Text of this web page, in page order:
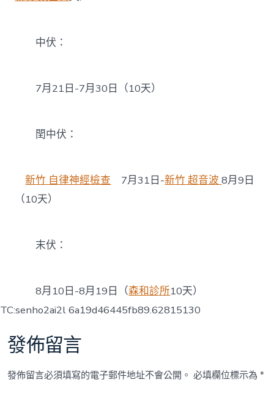
中伏：
7月21日-7月30日（10天）
閏中伏：
新竹 自律神經檢查 7月31日-新竹 超音波8月9日
（10天）
末伏：
8月10日-8月19日（森和診所10天）
TC:senho2ai2l 6a19d46445fb89.62815130
發佈留言
發佈留言必須填寫的電子郵件地址不會公開。 必填欄位標示為*